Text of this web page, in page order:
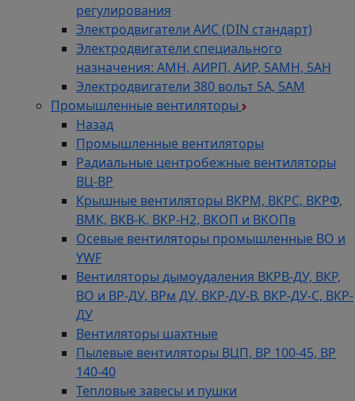
регулирования
Электродвигатели АИС (DIN стандарт)
Электродвигатели специального
назначения: АМН, АИРП, АИР, 5АМН, 5АН
Электродвигатели 380 вольт 5А, 5АМ
Промышленные вентиляторы
Назад
Промышленные вентиляторы
Радиальные центробежные вентиляторы
ВЦ-ВР
Крышные вентиляторы ВКРМ, ВКРС, ВКРФ,
ВМК, ВКВ-К, ВКР-Н2, ВКОП и ВКОПв
Осевые вентиляторы промышленные ВО и
YWF
Вентиляторы дымоудаления ВКРВ-ДУ, ВКР,
ВО и ВР-ДУ, ВРм ДУ, ВКР-ДУ-В, ВКР-ДУ-С, ВКР-
ДУ
Вентиляторы шахтные
Пылевые вентиляторы ВЦП, ВР 100-45, ВР
140-40
Тепловые завесы и пушки